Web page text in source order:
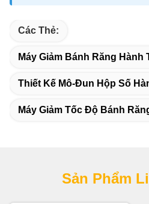
Các Thẻ:
Máy Giảm Bánh Răng Hành
Thiết Kế Mô-Đun Hộp Số
Máy Giảm Tốc Độ Bánh
Sản Phẩm